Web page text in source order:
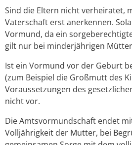
Sind die Eltern nicht verheiratet,
Vaterschaft erst anerkennen.
Vormund, da ein
gilt nur bei minderjährigen
Ist ein Vormund vor der Geburt
(zum Beispiel die Großmutt des
Voraussetzungen des
nicht vor.
Die Amtsvormundschaft endet
Volljährigkeit der Mutter, bei